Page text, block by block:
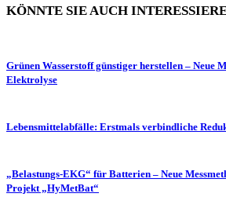
KÖNNTE SIE AUCH
Grünen Wasserstoff günstiger herstellen – Neue
Elektrolyse
Lebensmittelabfälle: Erstmals verbindliche
„Belastungs-EKG“ für Batterien – Neue
Projekt „HyMetBat“